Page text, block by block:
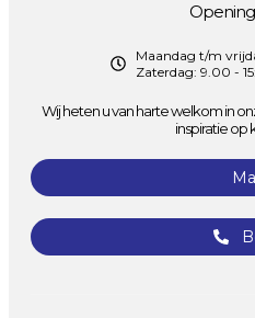
Maandag t/m
Zaterdag: 9.00 -
Wij heten u van harte welkom in
inspiratie op